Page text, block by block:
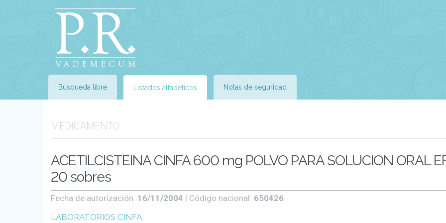
Búsqueda libre Listados alfabéticos Notas de seguridad
MEDICAMENTO
ACETILCISTEINA CINFA 600 mg POLVO PARA SOLUCION ORAL
20 sobres
Fecha de autorización: 16/11/2004 | Código nacional: 650426
LABORATORIOS CINFA